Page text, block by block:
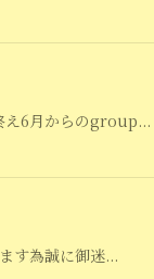
え6月からのgroup...
す為誠に御迷...